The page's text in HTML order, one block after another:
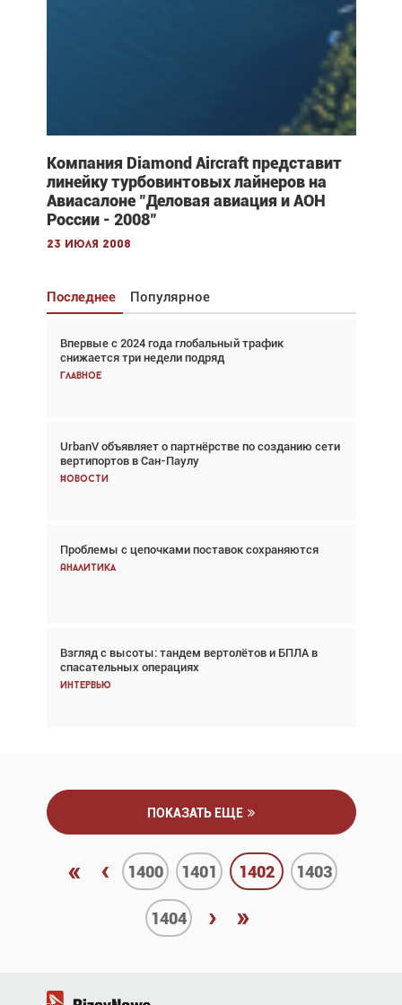
Компания Diamond Aircraft представит
линейку турбовинтовых лайнеров на
Авиасалоне "Деловая авиация и АОН
России - 2008"
23 июля 2008
Последнее Популярное
Впервые с 2024 года глобальный трафик
снижается три недели подряд
Главное
UrbanV объявляет о партнёрстве по созданию сети
вертипортов в Сан-Паулу
Новости
Проблемы с цепочками поставок сохраняются
Аналитика
Взгляд с высоты: тандем вертолётов и БПЛА в
спасательных операциях
Интервью
Взгляд с высоты: тандем вертолётов и БПЛА в
спасательных операциях
Главное
Авиационный фотограф Дэйв Кох: «Фотография
говорит сама за себя... а ИИ всё портит»
Новости
Впервые с 2024 года глобальный трафик
снижается три недели подряд
Частный самолёт – это актив. Подходите к
покупке соответствующим образом
Интервью
ПОКАЗАТЬ ЕЩЕ
« ‹ 1400 1401 1402 1403
1404 › »